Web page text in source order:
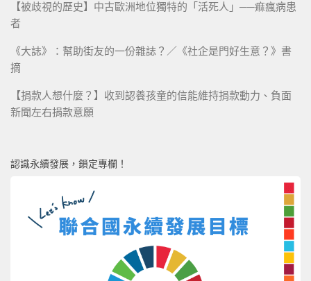
【被歧視的歷史】中古歐洲地位獨特的「活死人」──痲瘋病患
者
《大誌》：幫助街友的一份雜誌？／《社企是門好生意？》書
摘
【捐款人想什麼？】收到認養孩童的信能維持捐款動力、負面
新聞左右捐款意願
認識永續發展，鎖定專欄！